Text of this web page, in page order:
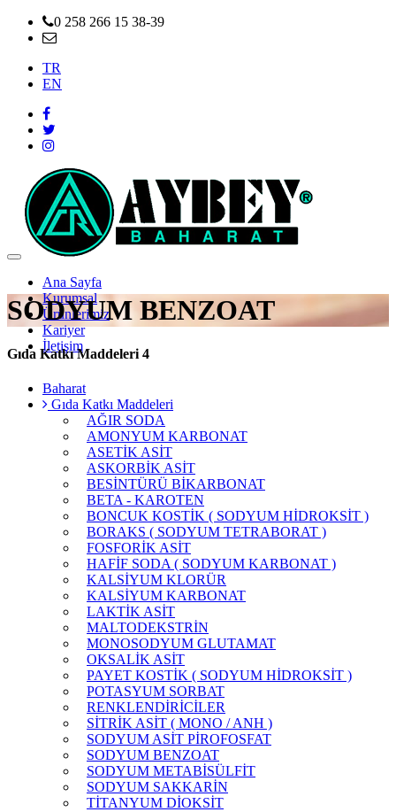
0 258 266 15 38-39
TR
EN
Ana Sayfa
Kurumsal
Ürünlerimiz
Kariyer
İletişim
SODYUM BENZOAT
Gıda Katkı Maddeleri 4
Baharat
Gıda Katkı Maddeleri
AĞIR SODA
AMONYUM KARBONAT
ASETİK ASİT
ASKORBİK ASİT
BESİNTÜRÜ BİKARBONAT
BETA - KAROTEN
BONCUK KOSTİK ( SODYUM HİDROKSİT )
BORAKS ( SODYUM TETRABORAT )
FOSFORİK ASİT
HAFİF SODA ( SODYUM KARBONAT )
KALSİYUM KLORÜR
KALSİYUM KARBONAT
LAKTİK ASİT
MALTODEKSTRİN
MONOSODYUM GLUTAMAT
OKSALİK ASİT
PAYET KOSTİK ( SODYUM HİDROKSİT )
POTASYUM SORBAT
RENKLENDİRİCİLER
SİTRİK ASİT ( MONO / ANH )
SODYUM ASİT PİROFOSFAT
SODYUM BENZOAT
SODYUM METABİSÜLFİT
SODYUM SAKKARİN
TİTANYUM DİOKSİT